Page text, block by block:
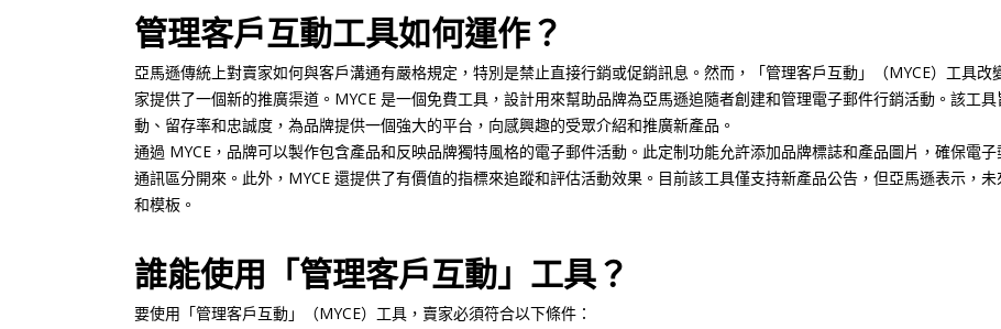
管理客戶互動工具如何運作？
亞馬遜傳統上對賣家如何與客戶溝通有嚴格規定，特別是禁止直接行銷或促銷訊息。然而，「管理客戶互動」（MYCE）工具改
家提供了一個新的推廣渠道。MYCE 是一個免費工具，設計用來幫助品牌為亞馬遜追隨者創建和管理電子郵件行銷活動。該工
動、留存率和忠誠度，為品牌提供一個強大的平台，向感興趣的受眾介紹和推廣新產品。
通過 MYCE，品牌可以製作包含產品和反映品牌獨特風格的電子郵件活動。此定制功能允許添加品牌標誌和產品圖片，確保電
通訊區分開來。此外，MYCE 還提供了有價值的指標來追蹤和評估活動效果。目前該工具僅支持新產品公告，但亞馬遜表示，
和模板。
誰能使用「管理客戶互動」工具？
要使用「管理客戶互動」（MYCE）工具，賣家必須符合以下條件：